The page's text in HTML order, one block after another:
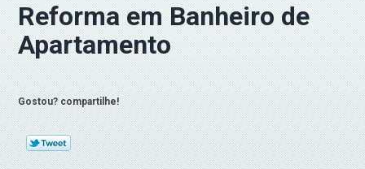
Reforma em Banheiro de
Apartamento
Gostou? compartilhe!